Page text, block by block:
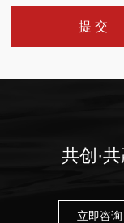
共创·
立即咨询